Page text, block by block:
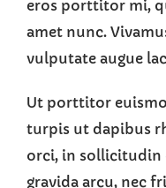
eros porttitor mi,
amet nunc.
vulputate augue
Ut porttitor
turpis ut dapibus
orci, in sollicitudin
gravida arcu, nec